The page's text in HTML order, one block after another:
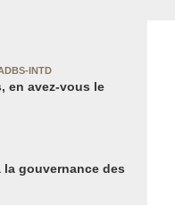
INTD
en avez‑vous le
gouvernance des